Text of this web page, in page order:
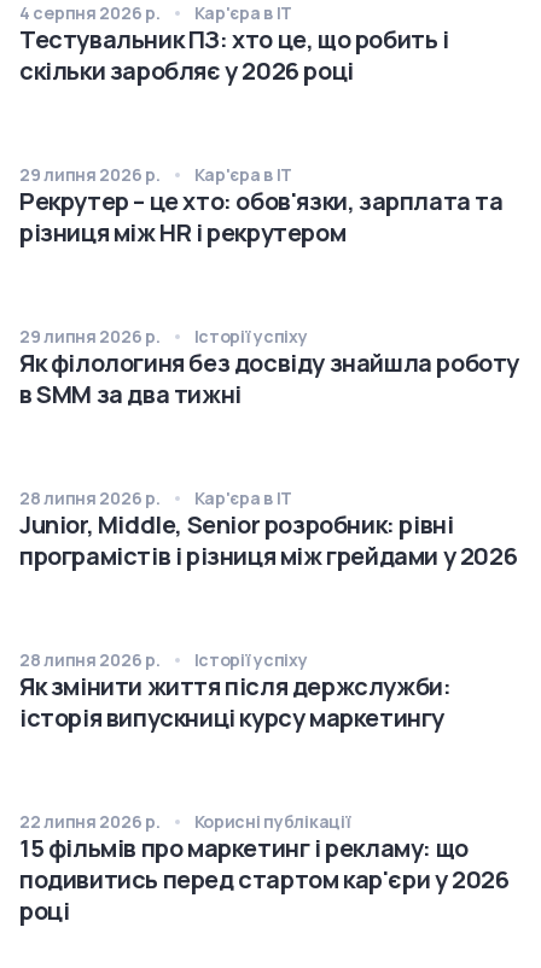
4 серпня 2026 р. Кар'єра в IT
Тестувальник ПЗ: хто це, що робить і
скільки заробляє у 2026 році
29 липня 2026 р. Кар'єра в IT
Рекрутер – це хто: обов'язки, зарплата та
різниця між HR і рекрутером
29 липня 2026 р. Історії успіху
Як філологиня без досвіду знайшла роботу
в SMM за два тижні
28 липня 2026 р. Кар'єра в IT
Junior, Middle, Senior розробник: рівні
програмістів і різниця між грейдами у 2026
28 липня 2026 р. Історії успіху
Як змінити життя після держслужби:
історія випускниці курсу маркетингу
22 липня 2026 р. Корисні публікації
15 фільмів про маркетинг і рекламу: що
подивитись перед стартом кар'єри у 2026
році